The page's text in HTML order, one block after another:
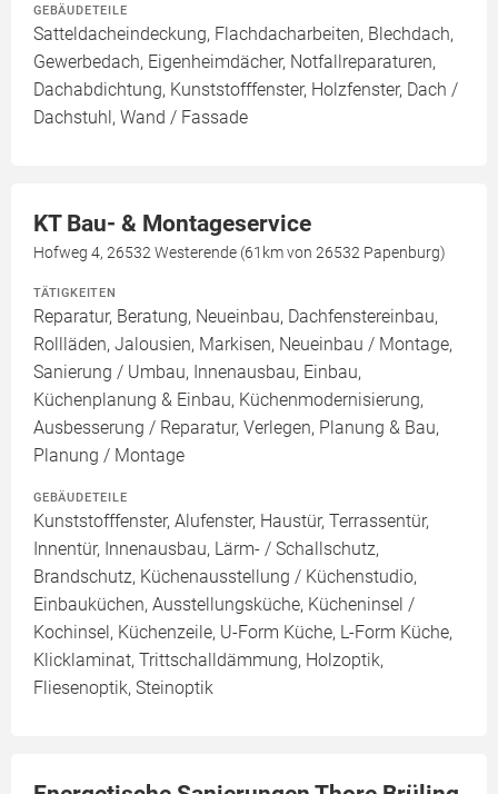
GEBÄUDETEILE
Satteldacheindeckung, Flachdacharbeiten, Blechdach,
Gewerbedach, Eigenheimdächer, Notfallreparaturen,
Dachabdichtung, Kunststofffenster, Holzfenster, Dach /
Dachstuhl, Wand / Fassade
KT Bau- & Montageservice
Hofweg 4, 26532 Westerende (61km von 26532 Papenburg)
TÄTIGKEITEN
Reparatur, Beratung, Neueinbau, Dachfenstereinbau,
Rollläden, Jalousien, Markisen, Neueinbau / Montage,
Sanierung / Umbau, Innenausbau, Einbau,
Küchenplanung & Einbau, Küchenmodernisierung,
Ausbesserung / Reparatur, Verlegen, Planung & Bau,
Planung / Montage
GEBÄUDETEILE
Kunststofffenster, Alufenster, Haustür, Terrassentür,
Innentür, Innenausbau, Lärm- / Schallschutz,
Brandschutz, Küchenausstellung / Küchenstudio,
Einbauküchen, Ausstellungsküche, Kücheninsel /
Kochinsel, Küchenzeile, U-Form Küche, L-Form Küche,
Klicklaminat, Trittschalldämmung, Holzoptik,
Fliesenoptik, Steinoptik